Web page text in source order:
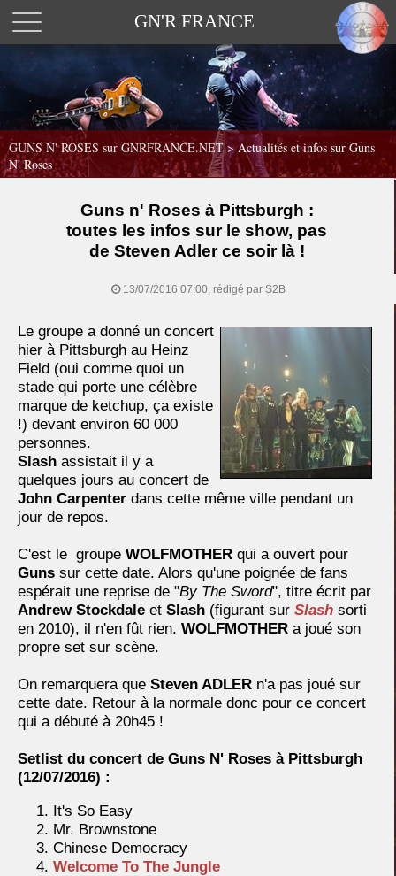
GN'R FRANCE
GUNS N' ROSES sur GNRFRANCE.NET>Actualités et infos sur Guns
N' Roses
Guns n' Roses à Pittsburgh :
toutes les infos sur le show, pas
de Steven Adler ce soir là !
13/07/2016 07:00, rédigé par S2B
Le groupe a donné un concert
hier à Pittsburgh au Heinz
Field (oui comme quoi un
stade qui porte une célèbre
marque de ketchup, ça existe
!) devant environ 60 000
personnes.
Slash assistait il y a
quelques jours au concert de
John Carpenter dans cette même ville pendant un
jour de repos.
C'est le groupe WOLFMOTHER qui a ouvert pour
Guns sur cette date. Alors qu'une poignée de fans
espérait une reprise de "By The Sword", titre écrit par
Andrew Stockdale et Slash (figurant sur Slash sorti
en 2010), il n'en fût rien. WOLFMOTHER a joué son
propre set sur scène.
On remarquera que Steven ADLER n'a pas joué sur
cette date. Retour à la normale donc pour ce concert
qui a débuté à 20h45 !
Setlist du concert de Guns N' Roses à Pittsburgh
(12/07/2016) :
It's So Easy
Mr. Brownstone
Chinese Democracy
Welcome To The Jungle